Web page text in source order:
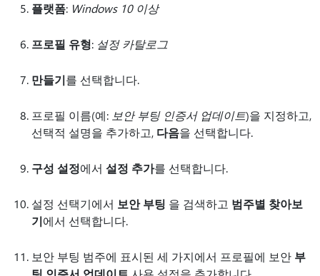
플랫폼: Windows 10 이상
프로필 유형: 설정 카탈로그
만들기를 선택합니다.
프로필 이름(예: 보안 부팅 인증서 업데이트)을 지정하고,
선택적 설명을 추가하고, 다음을 선택합니다.
구성 설정에서 설정 추가를 선택합니다.
설정 선택기에서 보안 부팅 을 검색하고 범주별 찾아보
기에서 선택합니다.
보안 부팅 범주에 표시된 세 가지에서 프로필에 보안 부